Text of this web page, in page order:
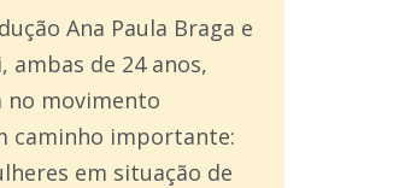
Ana Paula Braga e
ambas de 24 anos,
no movimento
caminho importante:
em situação de